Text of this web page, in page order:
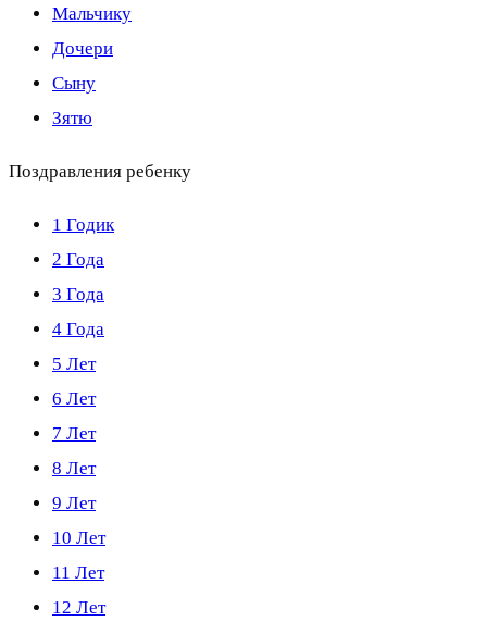
Мальчику
Дочери
Сыну
Зятю
Поздравления ребенку
1 Годик
2 Года
3 Года
4 Года
5 Лет
6 Лет
7 Лет
8 Лет
9 Лет
10 Лет
11 Лет
12 Лет